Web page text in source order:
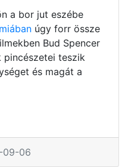
a bor jut eszébe
úgy forr össze
Bud Spencer
pincészetei teszik
és magát a
09-06